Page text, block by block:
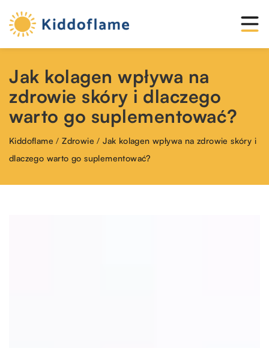
Jak kolagen wpływa na
zdrowie skóry i dlaczego
warto go suplementować?
Kiddoflame /Zdrowie /Jak kolagen wpływa na zdrowie skóry i
dlaczego warto go suplementować?